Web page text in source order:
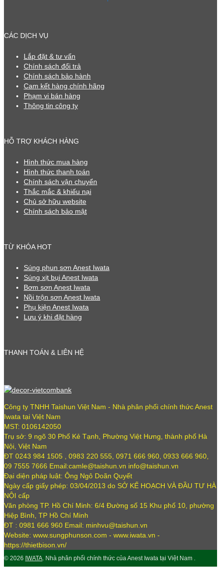
CÁC DỊCH VỤ
Lắp đặt & tư vấn
Chính sách đổi trả
Chính sách bảo hành
Cam kết hàng chính hãng
Phạm vi bán hàng
Thông tin công ty
HỖ TRỢ KHÁCH HÀNG
Hình thức mua hàng
Hình thức thanh toán
Chính sách vận chuyển
Thắc mắc & khiếu nại
Chủ sở hữu website
Chính sách bảo mật
TỪ KHÓA HOT
Súng phun sơn Anest Iwata
Súng xịt bụi Anest Iwata
Bơm sơn Anest Iwata
Nồi trộn sơn Anest Iwata
Phụ kiện Anest Iwata
Lưu ý khi đặt hàng
THANH TOÁN & LIÊN HỆ
Công ty TNHH Taishun Việt Nam - Nhà phân phối chính thức Anest
Iwata tại Việt Nam
MST: 0106142050
Trụ sở: 9 ngõ 30 Phố Kẻ Tạnh, Phường Việt Hưng, thành phố Hà
Nội, Việt Nam
ĐT 0243 984 1505 , 0983 220 555, 0971 666 960, 0933 666 960,
09 7555 7666 Email:camle@taishun.vn info@taishun.vn
Đại diện pháp luật: Ông Ngô Doãn Quyết
Ngày cấp giấy phép: 03/04/2013 do SỞ KẾ HOẠCH VÀ ĐẦU TƯ HÀ
NỘI cấp
Văn phòng TP. Hồ Chí Minh: 6/4 Đường số 15 Khu phố 10, phường
Hiệp Bình, TP Hồ Chí Minh
ĐT : 0981 666 960 Email: minhvu@taishun.vn
Website: www.sungphunson.com - www.iwata.vn -
https://thietbison.vn/
© 2026 IWATA. Nhà phân phối chính thức của Anest Iwata tại Việt Nam .